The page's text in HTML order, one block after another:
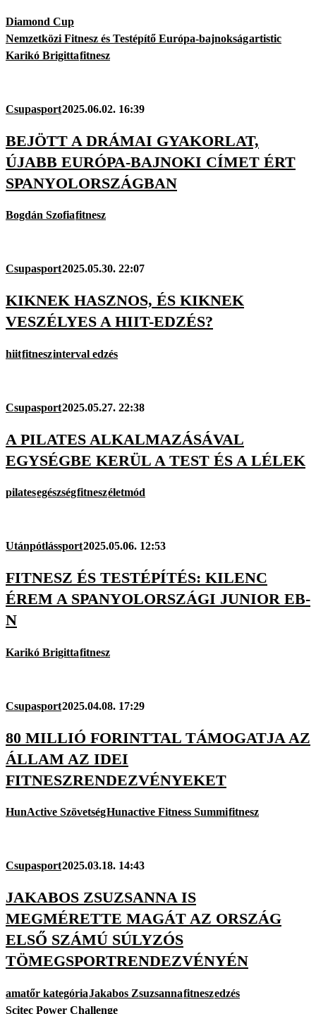
Diamond Cup
Nemzetközi Fitnesz és Testépítő Európa-bajnokságartistic
Karikó Brigittafitnesz
Csupasport2025.06.02. 16:39
BEJÖTT A DRÁMAI GYAKORLAT,
ÚJABB EURÓPA-BAJNOKI CÍMET ÉRT
SPANYOLORSZÁGBAN
Bogdán Szofiafitnesz
Csupasport2025.05.30. 22:07
KIKNEK HASZNOS, ÉS KIKNEK
VESZÉLYES A HIIT-EDZÉS?
hiitfitneszinterval edzés
Csupasport2025.05.27. 22:38
A PILATES ALKALMAZÁSÁVAL
EGYSÉGBE KERÜL A TEST ÉS A LÉLEK
pilatesegészségfitneszéletmód
Utánpótlássport2025.05.06. 12:53
FITNESZ ÉS TESTÉPÍTÉS: KILENC
ÉREM A SPANYOLORSZÁGI JUNIOR EB-
N
Karikó Brigittafitnesz
Csupasport2025.04.08. 17:29
80 MILLIÓ FORINTTAL TÁMOGATJA AZ
ÁLLAM AZ IDEI
FITNESZRENDEZVÉNYEKET
HunActive SzövetségHunactive Fitness Summifitnesz
Csupasport2025.03.18. 14:43
JAKABOS ZSUZSANNA IS
MEGMÉRETTE MAGÁT AZ ORSZÁG
ELSŐ SZÁMÚ SÚLYZÓS
TÖMEGSPORTRENDEZVÉNYÉN
amatőr kategóriaJakabos Zsuzsannafitneszedzés
Scitec Power Challenge